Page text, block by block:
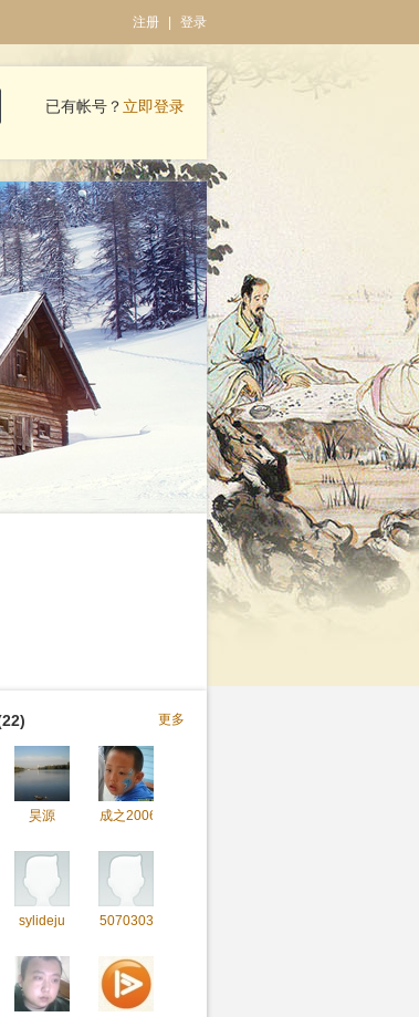
注册 登录
已有帐号？ 立即登录
更多
昊源 成之2006
sylideju 50703030